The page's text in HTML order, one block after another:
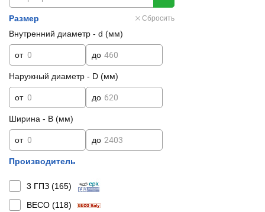
Размер Сбросить
Внутренний диаметр - d (мм)
от до
Наружный диаметр - D (мм)
от до
Ширина - B (мм)
от до
Производитель
3 ГПЗ (165)
BECO (118)